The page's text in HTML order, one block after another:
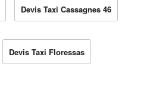
Devis Taxi Cassagnes 46
Devis Taxi Floressas